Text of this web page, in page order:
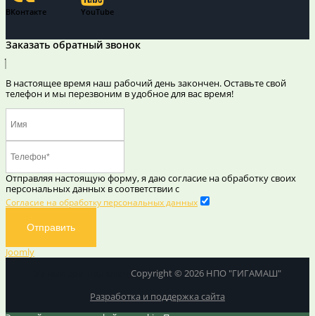
ВКонтакте YouTube
Заказать обратный звонок
В настоящее время наш рабочий день закончен. Оставьте свой
телефон и мы перезвоним в удобное для вас время!
Отправляя настоящую форму, я даю согласие на обработку своих
персональных данных в соответствии с
Согласие на обработку персональных данных
Отправить
Joomly
Copyright © 2026 НПО "ГИГАМАШ"
Разработка и поддержка сайта